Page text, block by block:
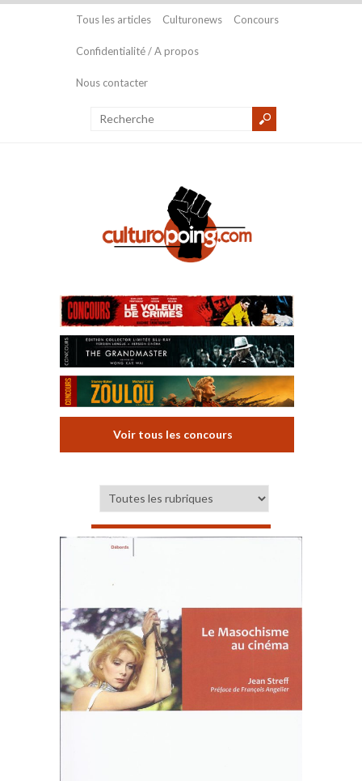
Tous les articles Culturonews Concours
Confidentialité / A propos
Nous contacter
Voir tous les concours